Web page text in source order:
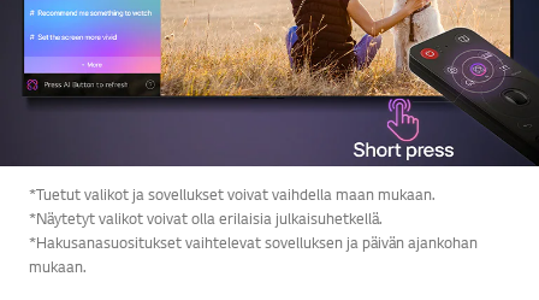
*Tuetut valikot ja sovellukset voivat vaihdella maan mukaan.
*Näytetyt valikot voivat olla erilaisia julkaisuhetkellä.
*Hakusanasuositukset vaihtelevat sovelluksen ja päivän ajankohan
mukaan.